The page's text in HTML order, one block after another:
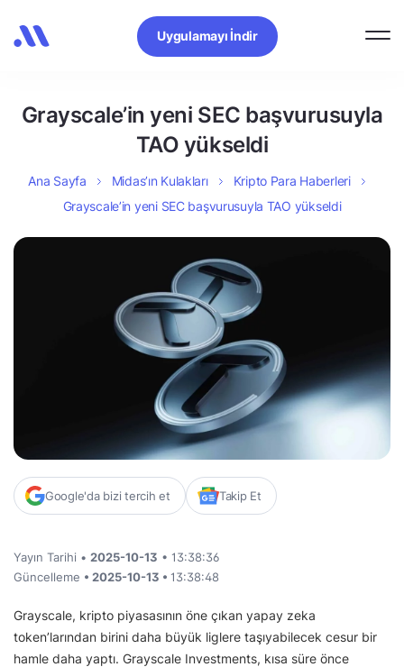
Uygulamayı İndir
Grayscale’in yeni SEC başvurusuyla
TAO yükseldi
Ana Sayfa Midas’ın Kulakları
Kripto Para Haberleri
Grayscale’in yeni SEC başvurusuyla TAO yükseldi
Google'da bizi tercih et Takip Et
Yayın Tarihi • 2025-10-13 • 13:38:36
Güncelleme • 2025-10-13 • 13:38:48
Grayscale, kripto piyasasının öne çıkan yapay zeka
token’larından birini daha büyük liglere taşıyabilecek cesur bir
hamle daha yaptı. Grayscale Investments, kısa süre önce